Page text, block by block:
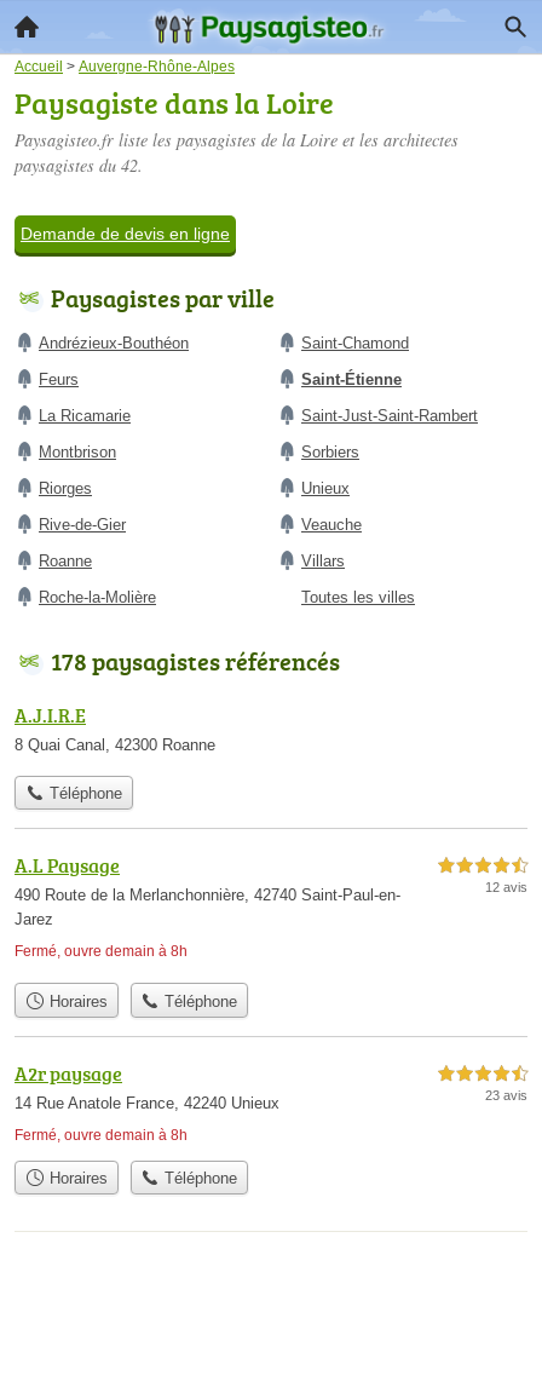
Accueil > Auvergne-Rhône-Alpes
Paysagiste dans la Loire
Paysagisteo.fr liste les paysagistes de la Loire et les architectes
paysagistes du 42.
Demande de devis en ligne
Paysagistes par ville
Andrézieux-Bouthéon
Feurs
La Ricamarie
Montbrison
Riorges
Rive-de-Gier
Roanne
Roche-la-Molière
Saint-Chamond
Saint-Étienne
Saint-Just-Saint-Rambert
Sorbiers
Unieux
Veauche
Villars
Toutes les villes
178 paysagistes référencés
A.J.I.R.E
8 Quai Canal, 42300 Roanne
Téléphone
A.L Paysage
490 Route de la Merlanchonnière, 42740 Saint-Paul-en-
Jarez
Fermé, ouvre demain à 8h
4,5 étoiles sur 5
12 avis
Horaires Téléphone
A2r paysage
14 Rue Anatole France, 42240 Unieux
Fermé, ouvre demain à 8h
4,5 étoiles sur 5
23 avis
Horaires Téléphone